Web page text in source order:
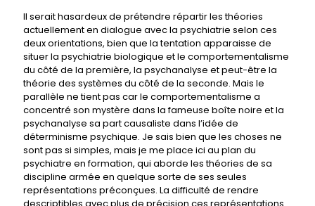
Il serait hasardeux de prétendre répartir les théories
actuellement en dialogue avec la psychiatrie selon ces
deux orientations, bien que la tentation apparaisse de
situer la psychiatrie biologique et le comportementalisme
du côté de la première, la psychanalyse et peut-être la
théorie des systèmes du côté de la seconde. Mais le
parallèle ne tient pas car le comportementalisme a
concentré son mystère dans la fameuse boîte noire et la
psychanalyse sa part causaliste dans l’idée de
déterminisme psychique. Je sais bien que les choses ne
sont pas si simples, mais je me place ici au plan du
psychiatre en formation, qui aborde les théories de sa
discipline armée en quelque sorte de ses seules
représentations préconçues. La difficulté de rendre